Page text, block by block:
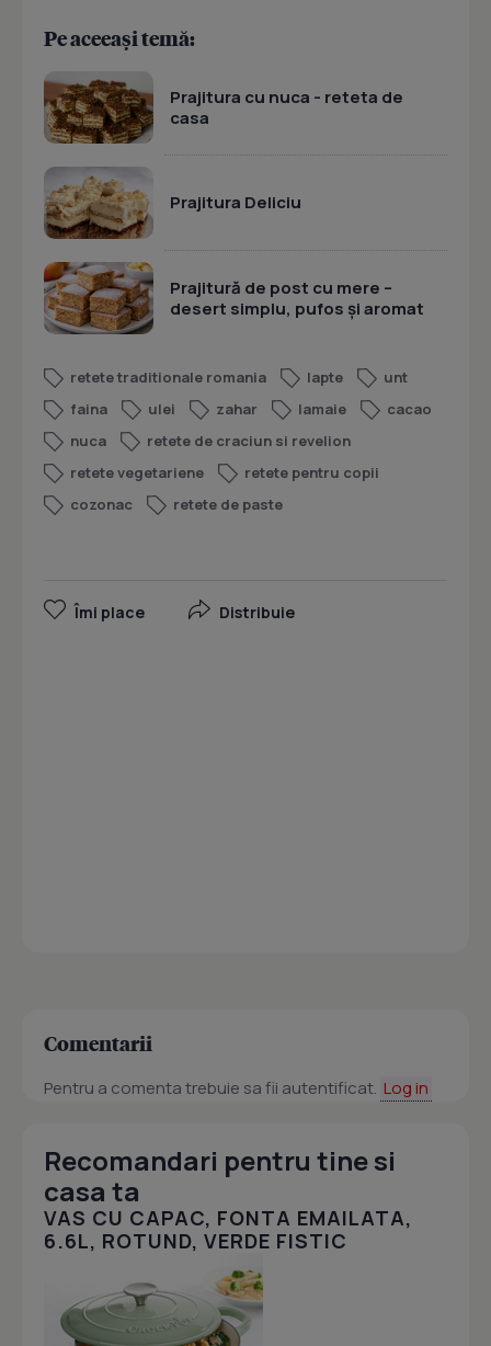
Pe aceeași temă:
Prajitura cu nuca - reteta de
casa
Prajitura Deliciu
Prajitură de post cu mere –
desert simplu, pufos și aromat
retete traditionale romania lapte
unt
faina
ulei zahar lamaie
cacao
nuca
retete de craciun si revelion
retete vegetariene
retete pentru copii
cozonac
retete de paste
Îmi place Distribuie
Comentarii
Pentru a comenta trebuie sa fii autentificat. Log in
Recomandari pentru tine si
casa ta
VAS CU CAPAC, FONTA EMAILATA,
6.6L, ROTUND, VERDE FISTIC